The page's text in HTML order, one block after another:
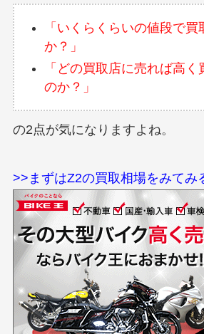
「いくらくらいの値段で買
か？」
「どの買取店に売れば高
のか？」
の2点が気になりますよね。
>>まずはZ2の買取相場をみてみ